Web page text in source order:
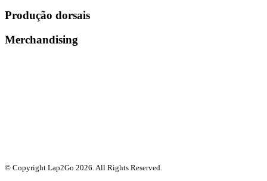
Produção dorsais
Merchandising
© Copyright Lap2Go 2026. All Rights Reserved.